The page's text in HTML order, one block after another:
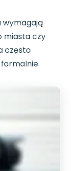
wymagają
miasta czy
często
formalnie.